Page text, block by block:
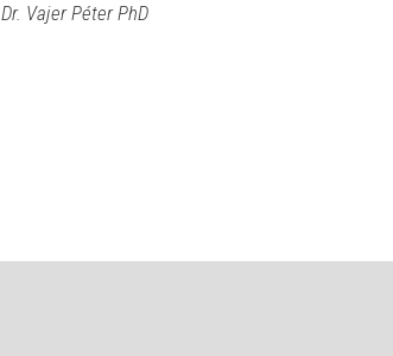
Dr. Vajer Péter PhD